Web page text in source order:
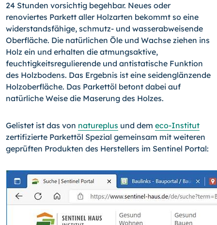
24 Stunden vorsichtig begehbar. Neues oder
renoviertes Parkett aller Holzarten bekommt so eine
widerstandsfähige, schmutz- und wasserabweisende
Oberfläche. Die natürlichen Öle und Wachse ziehen ins
Holz ein und erhalten die atmungsaktive,
feuchtigkeitsregulierende und antistatische Funktion
des Holzbodens. Das Ergebnis ist eine seidenglänzende
Holzoberfläche. Das Parkettöl betont dabei auf
natürliche Weise die Maserung des Holzes.
Gelistet ist das von natureplus und dem eco-Institut
zertifizierte Parkettöl Spezial gemeinsam mit weiteren
geprüften Produkten des Herstellers im Sentinel Portal: